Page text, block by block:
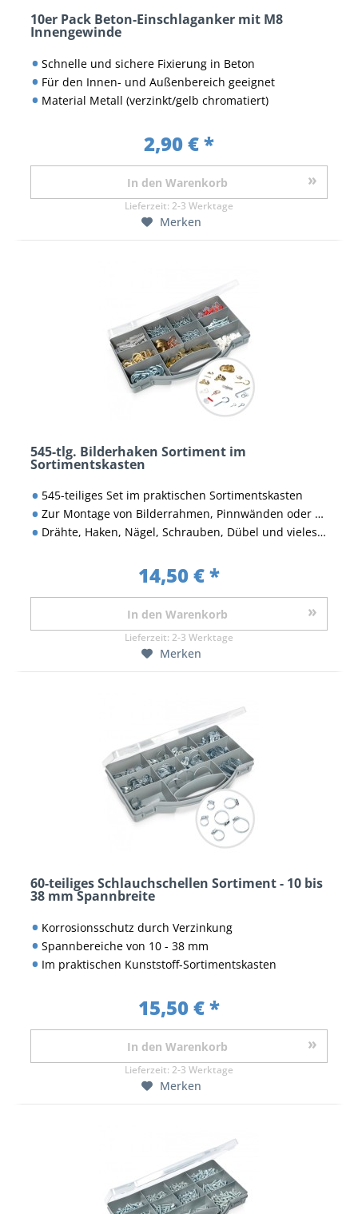
10er Pack Beton-Einschlaganker mit M8
Innengewinde
Schnelle und sichere Fixierung in Beton
Für den Innen- und Außenbereich geeignet
Material Metall (verzinkt/gelb chromatiert)
2,90 € *
In den Warenkorb
Lieferzeit: 2-3 Werktage
Merken
545-tlg. Bilderhaken Sortiment im
Sortimentskasten
545-teiliges Set im praktischen Sortimentskasten
Zur Montage von Bilderrahmen, Pinnwänden oder Spiegeln
Drähte, Haken, Nägel, Schrauben, Dübel und vieles mehr
14,50 € *
In den Warenkorb
Lieferzeit: 2-3 Werktage
Merken
60-teiliges Schlauchschellen Sortiment - 10 bis
38 mm Spannbreite
Korrosionsschutz durch Verzinkung
Spannbereiche von 10 - 38 mm
Im praktischen Kunststoff-Sortimentskasten
15,50 € *
In den Warenkorb
Lieferzeit: 2-3 Werktage
Merken